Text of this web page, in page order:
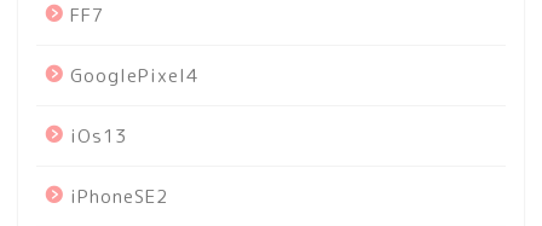
FF7
GooglePixel4
iOs13
iPhoneSE2